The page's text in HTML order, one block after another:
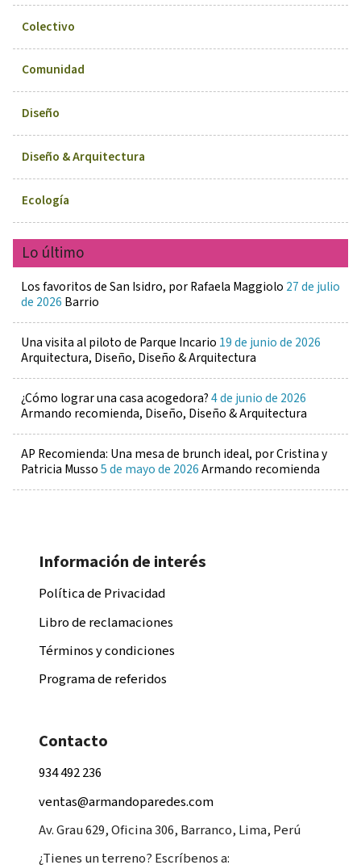
Colectivo
Comunidad
Diseño
Diseño & Arquitectura
Ecología
Lo último
Los favoritos de San Isidro, por Rafaela Maggiolo 27 de julio
de 2026 Barrio
Una visita al piloto de Parque Incario 19 de junio de 2026
Arquitectura, Diseño, Diseño & Arquitectura
¿Cómo lograr una casa acogedora?4 de junio de 2026
Armando recomienda, Diseño, Diseño & Arquitectura
AP Recomienda: Una mesa de brunch ideal, por Cristina y
Patricia Musso5 de mayo de 2026Armando recomienda
Información de interés
Política de Privacidad
Libro de reclamaciones
Términos y condiciones
Programa de referidos
Contacto
934 492 236
ventas@armandoparedes.com
Av. Grau 629, Oficina 306, Barranco, Lima, Perú
¿Tienes un terreno? Escríbenos a: